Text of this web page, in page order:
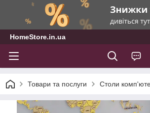
HomeStore.in.ua
Товари та послуги Столи